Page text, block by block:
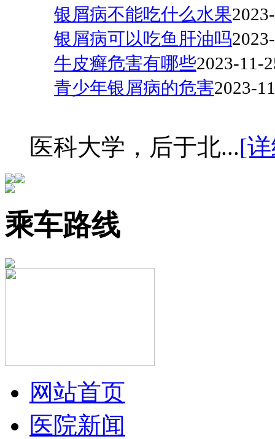
银屑病不能吃什么水果
银屑病可以吃鱼肝油吗
牛皮癣危害有哪些2023-11-
青少年银屑病的危害2023-
医科大学，后于北...[
乘车路线
网站首页
医院新闻